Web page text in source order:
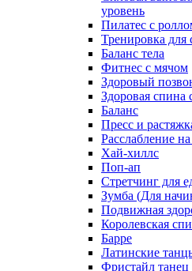
уровень
Пилатес с
Тренировка для
Баланс тела
Фитнес с мячом
Здоровый
Здоровая спина
Баланс
Пресс и
Расслабление
Хай-хиллс
Поп-ап
Стретчинг для
Зумба (Для
Подвижная
Королевская
Барре
Латинские
Фристайл танец